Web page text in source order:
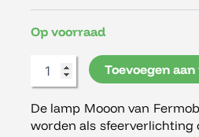
Op voorraad
aantal
Toevoegen
De lamp Mooon van
worden als sfeerverlichting